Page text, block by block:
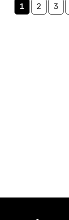
Page
1 Page
2 3